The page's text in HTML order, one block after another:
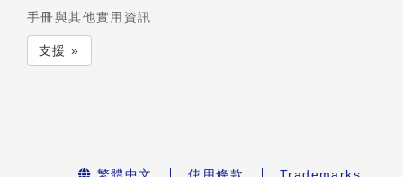
手冊與其他實用資訊
支援 »